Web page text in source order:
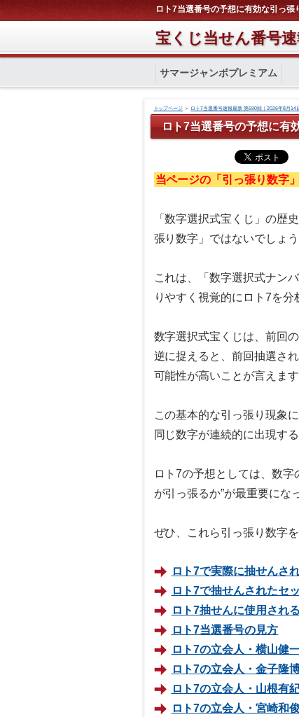
ロト7当選番号の予想に有効な引っ張
宝くじ当せん番号
サマージャンボプレミアム
トップページ ＞ ロト7当選番号速報最新 第690回｜2026年8月14
ロト7当選番号の予想に有
当ページの「引っ張り数字
「数字選択式宝くじ」の歴
張り数字」ではないでしょう
これは、「数字選択式ナン
りやすく視覚的にロト7を分
数字選択式宝くじは、前回
逆に捉えると、前回抽選さ
可能性が高いことが言えます
この基本的な引っ張り現象
同じ数字が連続的に出現す
ロト7の予想としては、数
が引っ張るか”が最重要にな
ぜひ、これら引っ張り数字
ロト7で実際に抽せんさ
ロト7で抽せんされたセ
ロト7抽せんに使用され
ロト7当選番号の見方
ロト7の立会人・横山健
ロト7の立会人・金子隆
ロト7の立会人・山根有
ロト7の立会人・宮崎和